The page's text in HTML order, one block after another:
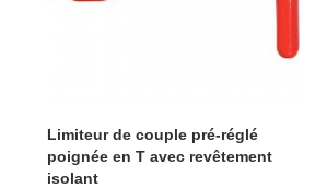
Limiteur de couple pré-réglé
poignée en T avec revêtement
isolant